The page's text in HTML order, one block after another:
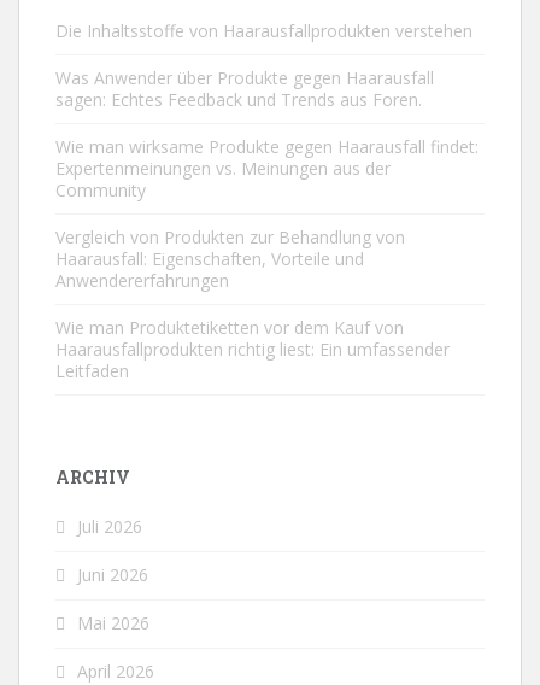
Die Inhaltsstoffe von Haarausfallprodukten verstehen
Was Anwender über Produkte gegen Haarausfall
sagen: Echtes Feedback und Trends aus Foren.
Wie man wirksame Produkte gegen Haarausfall findet:
Expertenmeinungen vs. Meinungen aus der
Community
Vergleich von Produkten zur Behandlung von
Haarausfall: Eigenschaften, Vorteile und
Anwendererfahrungen
Wie man Produktetiketten vor dem Kauf von
Haarausfallprodukten richtig liest: Ein umfassender
Leitfaden
ARCHIV
Juli 2026
Juni 2026
Mai 2026
April 2026